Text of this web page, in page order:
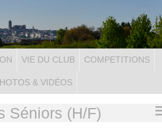
VIE DU CLUB COMPETITIONS
& VIDÉOS
Séniors (H/F)